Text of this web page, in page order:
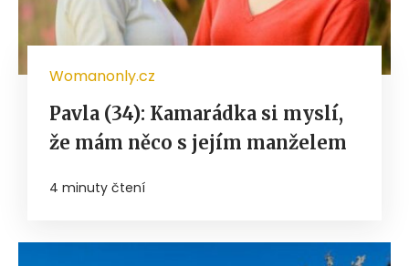
Womanonly.cz
Pavla (34): Kamarádka si myslí,
že mám něco s jejím manželem
4 minuty čtení